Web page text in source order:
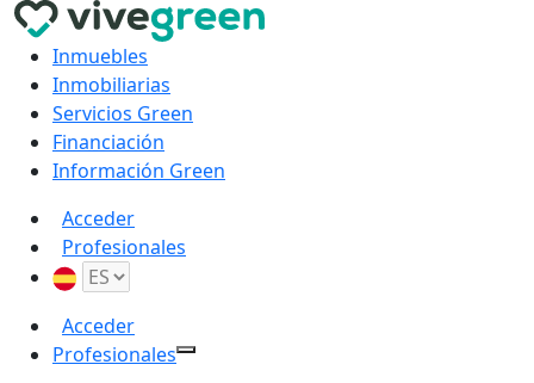
Inmuebles
Inmobiliarias
Servicios Green
Financiación
Información Green
Acceder
Profesionales
Acceder
Profesionales